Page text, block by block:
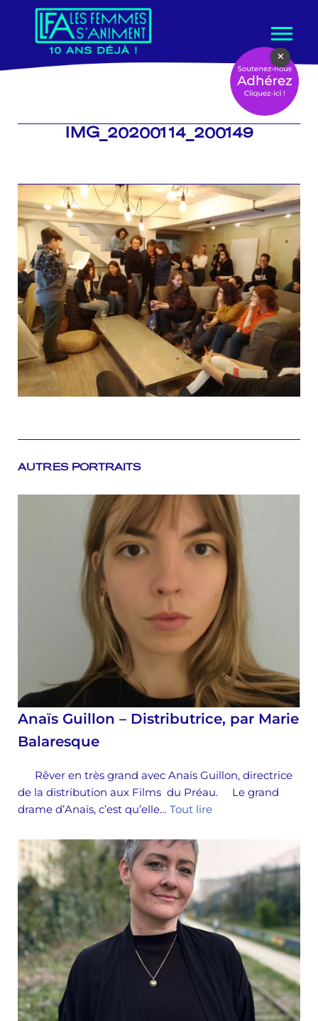
contenu
IMG_20200114_200149
AUTRES PORTRAITS
Anaïs Guillon – Distributrice, par Marie
Balaresque
Rêver en très grand avec Anaïs Guillon, directrice
de la distribution aux Films du Préau. Le grand
drame d’Anaïs, c’est qu’elle… Tout lire
×